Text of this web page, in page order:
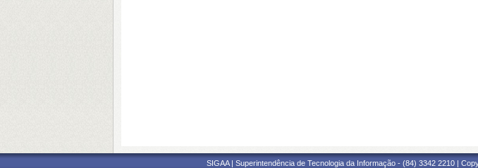
SIGAA | Superintendência de Tecnologia da Informação - (84) 3342 2210 |